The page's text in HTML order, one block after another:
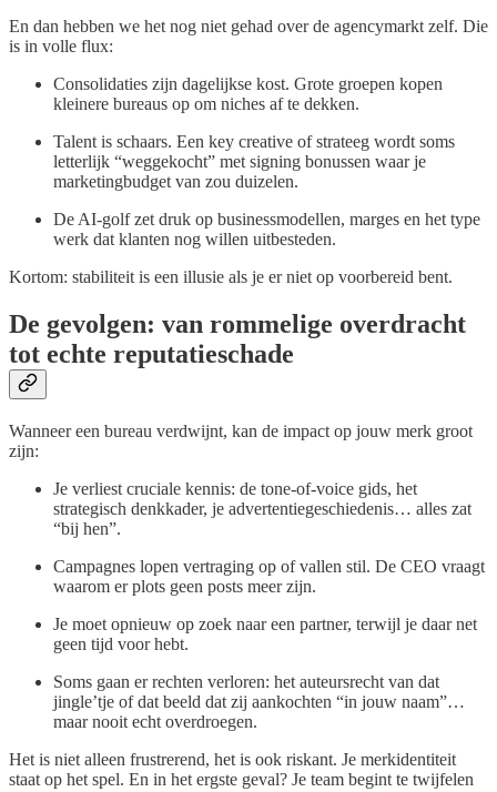
En dan hebben we het nog niet gehad over de agencymarkt zelf. Die
is in volle flux:
Consolidaties zijn dagelijkse kost. Grote groepen kopen
kleinere bureaus op om niches af te dekken.
Talent is schaars. Een key creative of strateeg wordt soms
letterlijk “weggekocht” met signing bonussen waar je
marketingbudget van zou duizelen.
De AI-golf zet druk op businessmodellen, marges en het type
werk dat klanten nog willen uitbesteden.
Kortom: stabiliteit is een illusie als je er niet op voorbereid bent.
De gevolgen: van rommelige overdracht
tot echte reputatieschade
Wanneer een bureau verdwijnt, kan de impact op jouw merk groot
zijn:
Je verliest cruciale kennis: de tone-of-voice gids, het
strategisch denkkader, je advertentiegeschiedenis… alles zat
“bij hen”.
Campagnes lopen vertraging op of vallen stil. De CEO vraagt
waarom er plots geen posts meer zijn.
Je moet opnieuw op zoek naar een partner, terwijl je daar net
geen tijd voor hebt.
Soms gaan er rechten verloren: het auteursrecht van dat
jingle’tje of dat beeld dat zij aankochten “in jouw naam”…
maar nooit echt overdroegen.
Het is niet alleen frustrerend, het is ook riskant. Je merkidentiteit
staat op het spel. En in het ergste geval? Je team begint te twijfelen